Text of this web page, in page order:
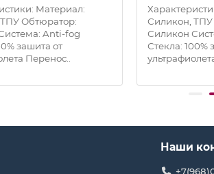
Материал:
Обтюратор:
Anti-fog
зашита от
Перенос..
Силикон,
Силикон
Стекла: 100%
Наши